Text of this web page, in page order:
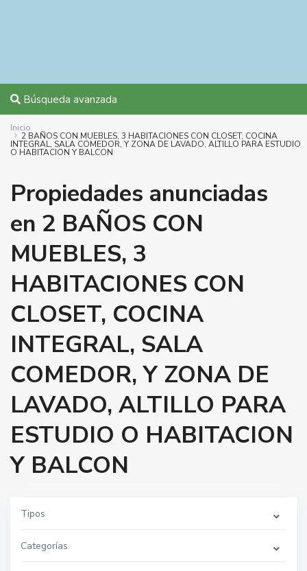
Búsqueda avanzada
Inicio
2 BAÑOS CON MUEBLES, 3 HABITACIONES CON CLOSET, COCINA
INTEGRAL, SALA COMEDOR, Y ZONA DE LAVADO, ALTILLO PARA ESTUDIO
O HABITACION Y BALCON
Propiedades anunciadas
en 2 BAÑOS CON
MUEBLES, 3
HABITACIONES CON
CLOSET, COCINA
INTEGRAL, SALA
COMEDOR, Y ZONA DE
LAVADO, ALTILLO PARA
ESTUDIO O HABITACION
Y BALCON
Tipos
Categorías